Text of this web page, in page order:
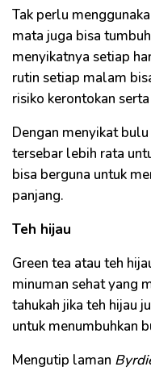
Tak perlu
mata juga bisa
menyikatnya setiap
rutin setiap malam
risiko kerontokan
Dengan menyikat
tersebar lebih rata
bisa berguna untuk
panjang.
Teh hijau
Green tea atau teh
minuman sehat yang
tahukah jika teh hijau
untuk menumbuhkan
Mengutip laman